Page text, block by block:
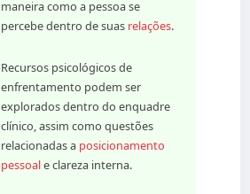
maneira como a pessoa se
percebe dentro de suas relações.
Recursos psicológicos de
enfrentamento podem ser
explorados dentro do enquadre
clínico, assim como questões
relacionadas a posicionamento
pessoale clareza interna.